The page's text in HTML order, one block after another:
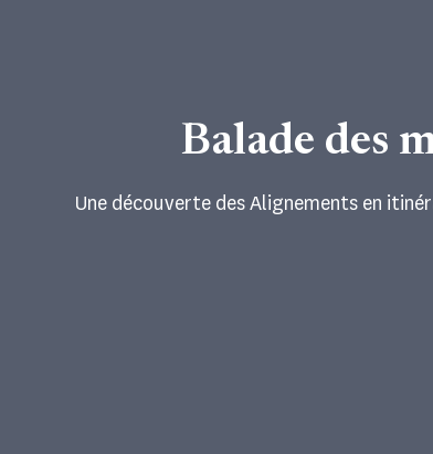
Balade des
Une découverte des Alignements en